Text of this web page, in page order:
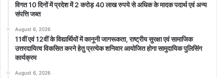
विगत 10 दिनों में प्रदेश में 2 करोड़ 40 लाख रुपये से अधिक के मादक पदार्थ एवं अन्य
संपत्ति जब्त
August 6, 2026
11वीं एवं 12वीं के विद्यार्थियों में कानूनी जागरूकता, राष्ट्रीय सुरक्षा एवं सामाजिक
उत्तरदायित्व विकसित करने हेतु प्रत्येक शनिवार आयोजित होगा सामुदायिक पुलिसिंग
कार्यक्रम
August 6, 2026